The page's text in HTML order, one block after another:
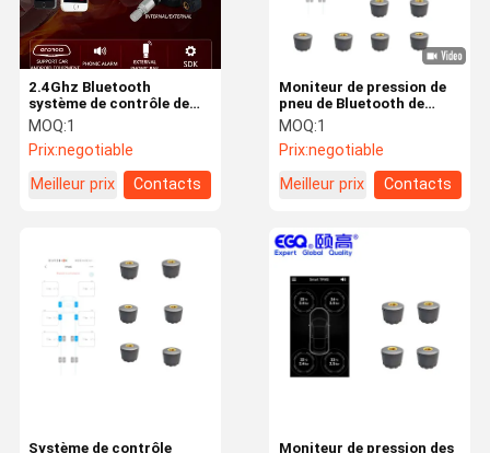
Moniteur de pression de
pneu de Bluetooth de
capteurs du système de
contrôle huit de pression
des pneus de voiture de
MOQ:1
Prix:negotiable
Meilleur prix
Contacts
2.4Ghz Bluetooth
système de contrôle de
pression des pneus de 120
livres par pouce carré
MOQ:1
Prix:negotiable
Meilleur prix
Contacts
Moniteur de pression des
Système de contrôle